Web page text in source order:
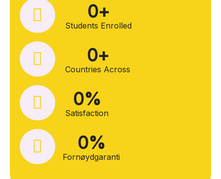
Students Enrolled
0+
Countries Across
0+
Satisfaction
0%
Fornøydgaranti
0%